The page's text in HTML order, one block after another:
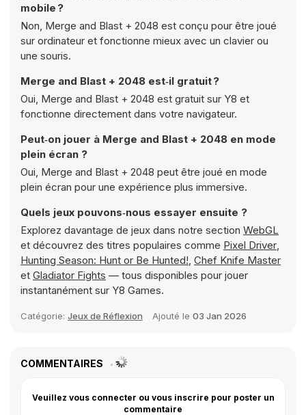
mobile ?
Non, Merge and Blast + 2048 est conçu pour être joué
sur ordinateur et fonctionne mieux avec un clavier ou
une souris.
Merge and Blast + 2048 est‑il gratuit ?
Oui, Merge and Blast + 2048 est gratuit sur Y8 et
fonctionne directement dans votre navigateur.
Peut‑on jouer à Merge and Blast + 2048 en mode
plein écran ?
Oui, Merge and Blast + 2048 peut être joué en mode
plein écran pour une expérience plus immersive.
Quels jeux pouvons‑nous essayer ensuite ?
Explorez davantage de jeux dans notre section WebGL
et découvrez des titres populaires comme Pixel Driver,
Hunting Season: Hunt or Be Hunted!, Chef Knife Master
et Gladiator Fights — tous disponibles pour jouer
instantanément sur Y8 Games.
Catégorie: Jeux de Réflexion Ajouté le 03 Jan 2026
COMMENTAIRES
Veuillez vous connecter ou vous inscrire pour poster un
commentaire